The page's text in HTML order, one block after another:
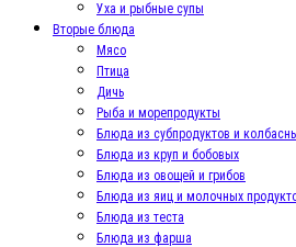
Уха и рыбные супы
Вторые блюда
Мясо
Птица
Дичь
Рыба и морепродукты
Блюда из субпродуктов и
Блюда из круп и бобовых
Блюда из овощей и грибов
Блюда из яиц и молочных
Блюда из теста
Блюда из фарша